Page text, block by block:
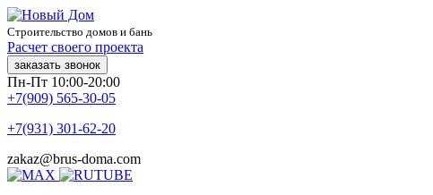
Строительство домов и бань
Расчет своего проекта
заказать звонок
Пн-Пт 10:00-20:00
+7(909) 565-30-05
+7(931) 301-62-20
zakaz@brus-doma.com